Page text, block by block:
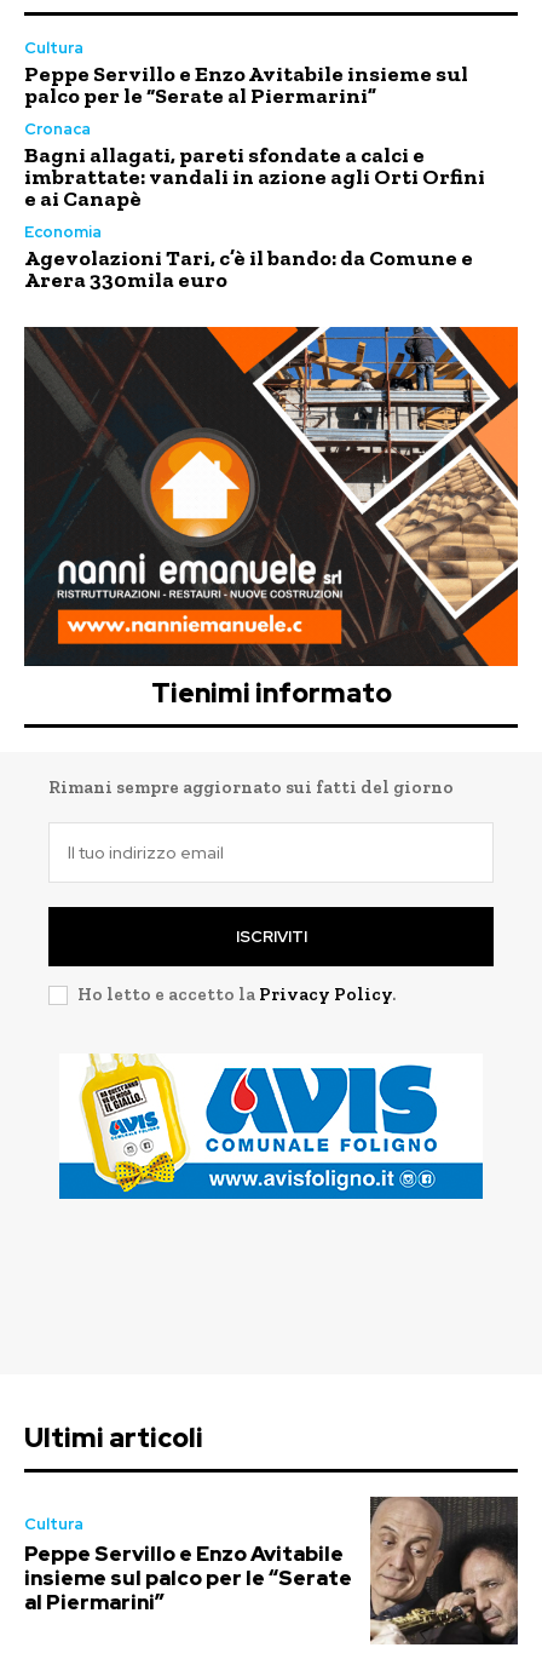
Cultura
Peppe Servillo e Enzo Avitabile insieme sul
palco per le “Serate al Piermarini”
Cronaca
Bagni allagati, pareti sfondate a calci e
imbrattate: vandali in azione agli Orti Orfini
e ai Canapè
Economia
Agevolazioni Tari, c’è il bando: da Comune e
Arera 330mila euro
Tienimi informato
Rimani sempre aggiornato sui fatti del giorno
ISCRIVITI
Ho letto e accetto la Privacy Policy.
Ultimi articoli
Cultura
Peppe Servillo e Enzo Avitabile
insieme sul palco per le “Serate
al Piermarini”